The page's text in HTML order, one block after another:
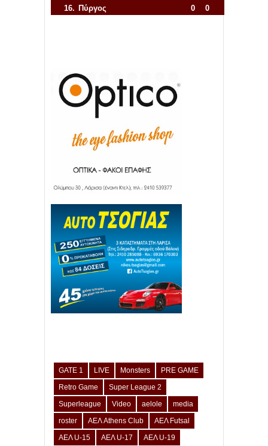
16. Πύργος 0
0
GATE 1 LIVE Monsters
PRE GAME
Retro Game
Super League 2
Superleague
Video aelole
media
roster
ΑΕΛ Athens Club
ΑΕΛ Futsal
ΑΕΛ U-15
ΑΕΛ U-17 ΑΕΛ U-19